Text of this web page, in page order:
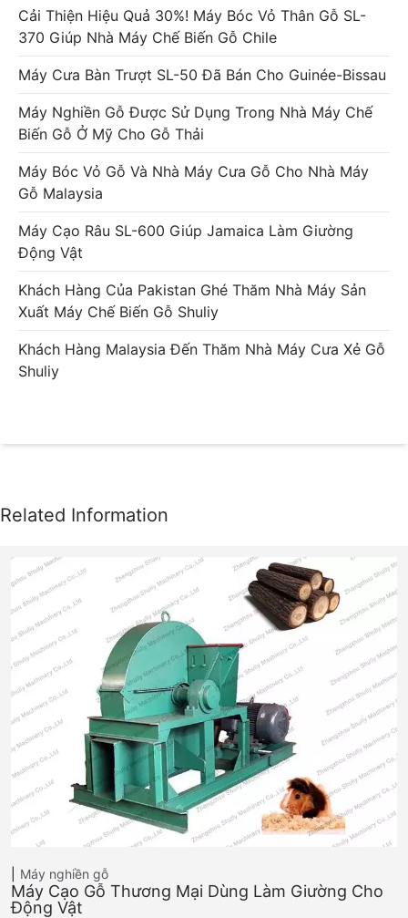
Cải Thiện Hiệu Quả 30%! Máy Bóc Vỏ Thân Gỗ SL-
370 Giúp Nhà Máy Chế Biến Gỗ Chile
Máy Cưa Bàn Trượt SL-50 Đã Bán Cho Guinée-Bissau
Máy Nghiền Gỗ Được Sử Dụng Trong Nhà Máy Chế
Biến Gỗ Ở Mỹ Cho Gỗ Thải
Máy Bóc Vỏ Gỗ Và Nhà Máy Cưa Gỗ Cho Nhà Máy
Gỗ Malaysia
Máy Cạo Râu SL-600 Giúp Jamaica Làm Giường
Động Vật
Khách Hàng Của Pakistan Ghé Thăm Nhà Máy Sản
Xuất Máy Chế Biến Gỗ Shuliy
Khách Hàng Malaysia Đến Thăm Nhà Máy Cưa Xẻ Gỗ
Shuliy
Máy nghiền gỗ
Máy Cạo Gỗ Thương Mại Dùng Làm Giường Cho
Động Vật